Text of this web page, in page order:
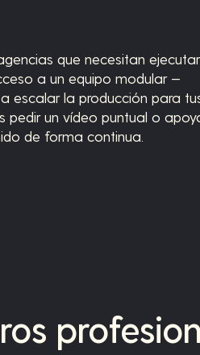
que necesitan ejecutar
a un equipo modular —
escalar la producción para
pedir un vídeo puntual o
de forma continua.